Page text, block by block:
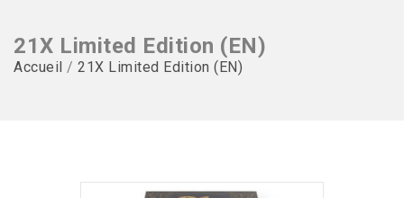
21X Limited Edition (EN)
Accueil / 21X Limited Edition (EN)